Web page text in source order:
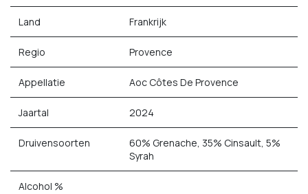
Land Frankrijk
Regio Provence
Appellatie Aoc Côtes De Provence
Jaartal 2024
Druivensoorten
60% Grenache, 35% Cinsault, 5%
Syrah
Alcohol %